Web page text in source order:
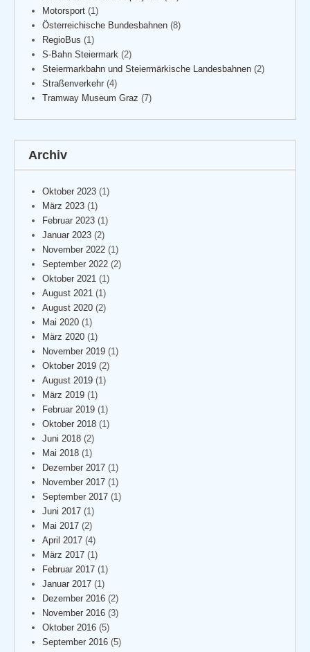
Motorsport (1)
Österreichische Bundesbahnen (8)
RegioBus (1)
S-Bahn Steiermark (2)
Steiermarkbahn und Steiermärkische Landesbahnen (2)
Straßenverkehr (4)
Tramway Museum Graz (7)
Archiv
Oktober 2023 (1)
März 2023 (1)
Februar 2023 (1)
Januar 2023 (2)
November 2022 (1)
September 2022 (2)
Oktober 2021 (1)
August 2021 (1)
August 2020 (2)
Mai 2020 (1)
März 2020 (1)
November 2019 (1)
Oktober 2019 (2)
August 2019 (1)
März 2019 (1)
Februar 2019 (1)
Oktober 2018 (1)
Juni 2018 (2)
Mai 2018 (1)
Dezember 2017 (1)
November 2017 (1)
September 2017 (1)
Juni 2017 (1)
Mai 2017 (2)
April 2017 (4)
März 2017 (1)
Februar 2017 (1)
Januar 2017 (1)
Dezember 2016 (2)
November 2016 (3)
Oktober 2016 (5)
September 2016 (5)